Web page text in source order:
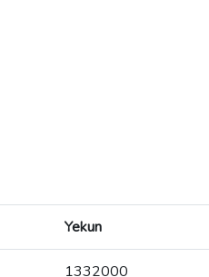
Yekun
1332000